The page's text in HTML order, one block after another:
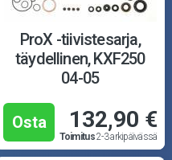
ProX -tiivistesarja,
täydellinen, KXF250
04-05
Osta 132,90 €
Toimitus2-3 arkipäivässä